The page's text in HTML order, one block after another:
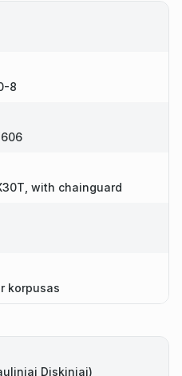
8
with chainguard
korpusas
Diskiniai)